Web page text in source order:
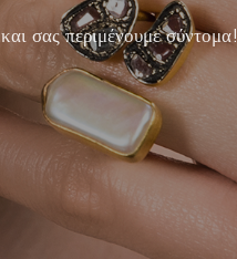
σας περιμένουμε σύντομα!